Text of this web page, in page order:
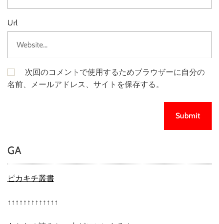
Url
次回のコメントで使用するためブラウザーに自分の
名前、メールアドレス、サイトを保存する。
GA
ピカキチ叢書
↑↑↑↑↑↑↑↑↑↑↑↑↑